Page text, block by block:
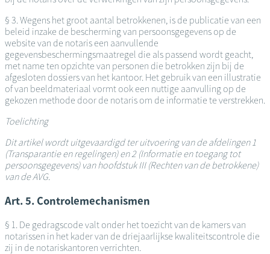
§ 3. Wegens het groot aantal betrokkenen, is de publicatie van een
beleid inzake de bescherming van persoonsgegevens op de
website van de notaris een aanvullende
gegevensbeschermingsmaatregel die als passend wordt geacht,
met name ten opzichte van personen die betrokken zijn bij de
afgesloten dossiers van het kantoor. Het gebruik van een illustratie
of van beeldmateriaal vormt ook een nuttige aanvulling op de
gekozen methode door de notaris om de informatie te verstrekken.
Toelichting
Dit artikel wordt uitgevaardigd ter uitvoering van de afdelingen 1
(Transparantie en regelingen) en 2 (Informatie en toegang tot
persoonsgegevens) van hoofdstuk III (Rechten van de betrokkene)
van de AVG.
Art. 5. Controlemechanismen
§ 1. De gedragscode valt onder het toezicht van de kamers van
notarissen in het kader van de driejaarlijkse kwaliteitscontrole die
zij in de notariskantoren verrichten.